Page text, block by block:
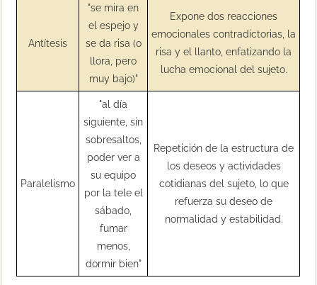
Antítesis
"se mira en
el espejo y
se da risa (o
llora, pero
muy bajo)"
Expone dos reacciones
emocionales contradictorias, la
risa y el llanto, enfatizando la
lucha emocional del sujeto.
Paralelismo
"al día
siguiente, sin
sobresaltos,
poder ver a
su equipo
por la tele el
sábado,
fumar
menos,
dormir bien"
Repetición de la estructura de
los deseos y actividades
cotidianas del sujeto, lo que
refuerza su deseo de
normalidad y estabilidad.